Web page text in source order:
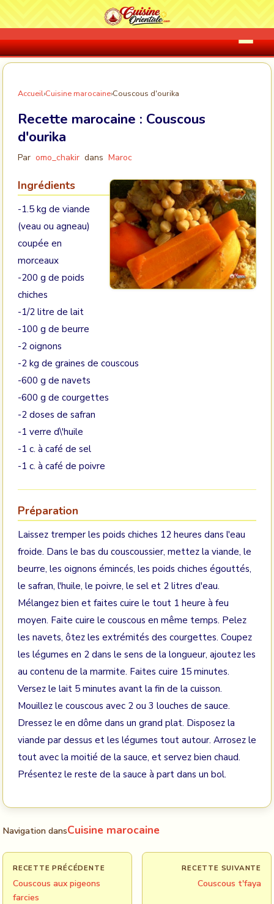
Accueil›Cuisine marocaine›Couscous d'ourika
Recette marocaine : Couscous
d'ourika
Par omo_chakir dans Maroc
Ingrédients
-1.5 kg de viande
(veau ou agneau)
coupée en
morceaux
-200 g de poids
chiches
-1/2 litre de lait
-100 g de beurre
-2 oignons
-2 kg de graines de couscous
-600 g de navets
-600 g de courgettes
-2 doses de safran
-1 verre d\'huile
-1 c. à café de sel
-1 c. à café de poivre
Préparation
Laissez tremper les poids chiches 12 heures dans l'eau
froide. Dans le bas du couscoussier, mettez la viande, le
beurre, les oignons émincés, les poids chiches égouttés,
le safran, l'huile, le poivre, le sel et 2 litres d'eau.
Mélangez bien et faites cuire le tout 1 heure à feu
moyen. Faite cuire le couscous en même temps. Pelez
les navets, ôtez les extrémités des courgettes. Coupez
les légumes en 2 dans le sens de la longueur, ajoutez les
au contenu de la marmite. Faites cuire 15 minutes.
Versez le lait 5 minutes avant la fin de la cuisson.
Mouillez le couscous avec 2 ou 3 louches de sauce.
Dressez le en dôme dans un grand plat. Disposez la
viande par dessus et les légumes tout autour. Arrosez le
tout avec la moitié de la sauce, et servez bien chaud.
Présentez le reste de la sauce à part dans un bol.
Navigation dansCuisine marocaine
RECETTE PRÉCÉDENTE
Couscous aux pigeons
farcies
RECETTE SUIVANTE
Couscous t'faya